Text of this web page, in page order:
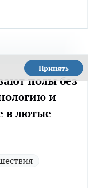
Принять
полы без
и
в лютые